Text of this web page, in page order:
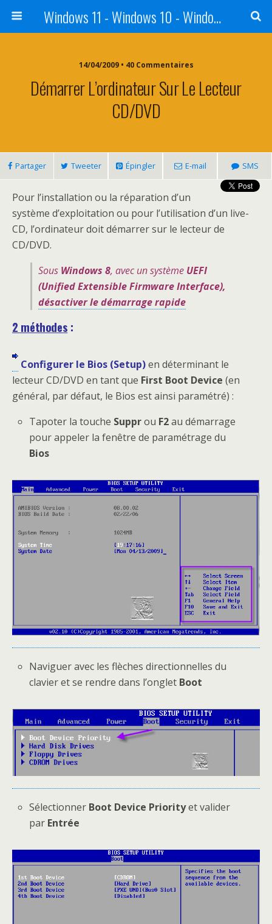
Windows 11 - Windows 10 - Windows 8 - Windows 7 - VISTA
14/04/2009 • 40 Commentaires
Démarrer L’ordinateur Sur Le Lecteur
CD/DVD
Partager Tweeter Épingler E-mail SMS
Pour l’installation ou la réparation d’un
système d’exploitation ou pour l’utilisation d’un live-
CD, l’ordinateur doit démarrer sur le lecteur de
CD/DVD.
Sous Windows 8, avec un système UEFI
(Unified Extensible Firmware Interface),
désactiver le démarrage rapide
2 méthodes :
Configurer le Bios (Setup)en déterminant le
lecteur CD/DVD en tant que First Boot Device (en
général, par défaut, le Bios est ainsi paramétré) :
Tapoter la touche Supprou F2au démarrage
pour appeler la fenêtre de paramétrage du
Bios
Naviguer avec les flèches directionnelles du
clavier et se rendre dans l’onglet Boot
Sélectionner Boot Device Priorityet valider
par Entrée